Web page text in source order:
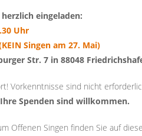
eingeladen:
Uhr
Singen am 27. Mai)
Str. 7 in 88048
Vorkenntnisse sind nicht
Spenden sind willkommen.
Offenen Singen finden Sie auf